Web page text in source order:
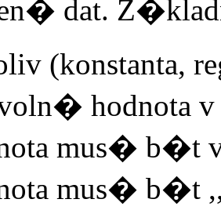
dat.
(konstanta,
hodnota v
mus� b�t
mus� b�t